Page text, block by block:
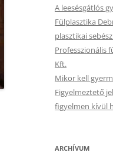
A leesésgátlós
Fülplasztika
plasztikai
Professzionális
Kft.
Mikor kell
Figyelmeztető
figyelmen kívül
ARCHÍVUM